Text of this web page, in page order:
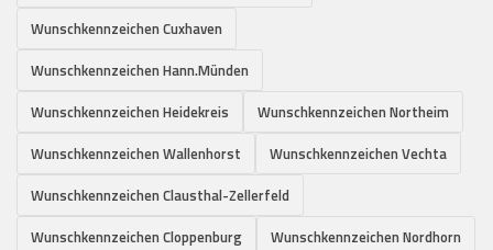
Wunschkennzeichen Cuxhaven
Wunschkennzeichen Hann.Münden
Wunschkennzeichen Heidekreis
Wunschkennzeichen Northeim
Wunschkennzeichen Wallenhorst
Wunschkennzeichen Vechta
Wunschkennzeichen Clausthal-Zellerfeld
Wunschkennzeichen Cloppenburg
Wunschkennzeichen Nordhorn